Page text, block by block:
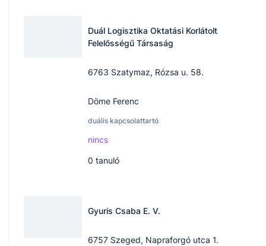
Duál Logisztika Oktatási Korlátolt
Felelősségű Társaság
6763 Szatymaz, Rózsa u. 58.
Döme Ferenc
duális kapcsolattartó
nincs
0 tanuló
Gyuris Csaba E. V.
6757 Szeged, Napraforgó utca 1.